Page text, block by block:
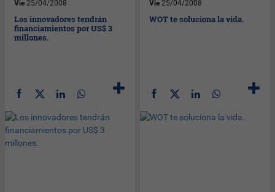
Vie 25/04/2008
Los innovadores tendrán
financiamientos por US$ 3
millones.
Vie 25/04/2008
WOT te soluciona la vida.